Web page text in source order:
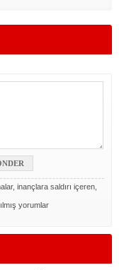
inançlara saldırı içeren,
yorumlar